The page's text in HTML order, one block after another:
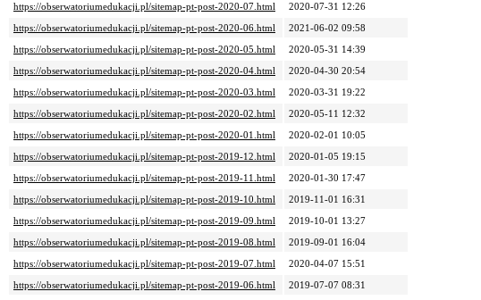
https://obserwatoriumedukacji.pl/sitemap-pt-post-2020-07.html
2020-07-31 12:26
https://obserwatoriumedukacji.pl/sitemap-pt-post-2020-06.html
2021-06-02 09:58
https://obserwatoriumedukacji.pl/sitemap-pt-post-2020-05.html
2020-05-31 14:39
https://obserwatoriumedukacji.pl/sitemap-pt-post-2020-04.html
2020-04-30 20:54
https://obserwatoriumedukacji.pl/sitemap-pt-post-2020-03.html
2020-03-31 19:22
https://obserwatoriumedukacji.pl/sitemap-pt-post-2020-02.html
2020-05-11 12:32
https://obserwatoriumedukacji.pl/sitemap-pt-post-2020-01.html
2020-02-01 10:05
https://obserwatoriumedukacji.pl/sitemap-pt-post-2019-12.html
2020-01-05 19:15
https://obserwatoriumedukacji.pl/sitemap-pt-post-2019-11.html
2020-01-30 17:47
https://obserwatoriumedukacji.pl/sitemap-pt-post-2019-10.html
2019-11-01 16:31
https://obserwatoriumedukacji.pl/sitemap-pt-post-2019-09.html
2019-10-01 13:27
https://obserwatoriumedukacji.pl/sitemap-pt-post-2019-08.html
2019-09-01 16:04
https://obserwatoriumedukacji.pl/sitemap-pt-post-2019-07.html
2020-04-07 15:51
https://obserwatoriumedukacji.pl/sitemap-pt-post-2019-06.html
2019-07-07 08:31